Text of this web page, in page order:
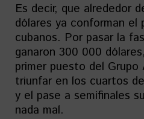
Es decir, que alrededor
dólares ya conforman el
cubanos. Por pasar la
ganaron 300 000
primer puesto del
triunfar en los cuartos
y el pase a semifinales
nada mal.